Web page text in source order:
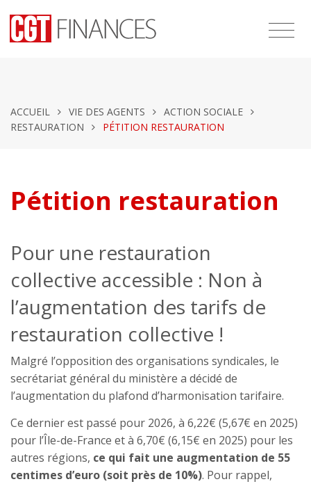
ACCUEIL VIE DES AGENTS
ACTION SOCIALE
RESTAURATION
PÉTITION RESTAURATION
Pétition restauration
Pour une restauration
collective accessible : Non à
l’augmentation des tarifs de
restauration collective !
Malgré l’opposition des organisations syndicales, le
secrétariat général du ministère a décidé de
l’augmentation du plafond d’harmonisation tarifaire.
Ce dernier est passé pour 2026, à 6,22€ (5,67€ en 2025)
pour l’Île-de-France et à 6,70€ (6,15€ en 2025) pour les
autres régions, ce qui fait une augmentation de 55
centimes d’euro (soit près de 10%). Pour rappel,